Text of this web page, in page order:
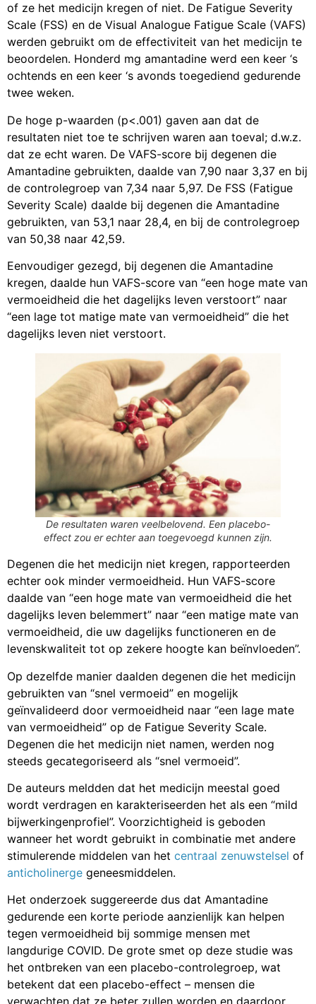
of ze het medicijn kregen of niet. De Fatigue Severity
Scale (FSS) en de Visual Analogue Fatigue Scale (VAFS)
werden gebruikt om de effectiviteit van het medicijn te
beoordelen. Honderd mg amantadine werd een keer ‘s
ochtends en een keer ‘s avonds toegediend gedurende
twee weken.
De hoge p-waarden (p<.001) gaven aan dat de
resultaten niet toe te schrijven waren aan toeval; d.w.z.
dat ze echt waren. De VAFS-score bij degenen die
Amantadine gebruikten, daalde van 7,90 naar 3,37 en bij
de controlegroep van 7,34 naar 5,97. De FSS (Fatigue
Severity Scale) daalde bij degenen die Amantadine
gebruikten, van 53,1 naar 28,4, en bij de controlegroep
van 50,38 naar 42,59.
Eenvoudiger gezegd, bij degenen die Amantadine
kregen, daalde hun VAFS-score van “een hoge mate van
vermoeidheid die het dagelijks leven verstoort” naar
“een lage tot matige mate van vermoeidheid” die het
dagelijks leven niet verstoort.
De resultaten waren veelbelovend. Een placebo-
effect zou er echter aan toegevoegd kunnen zijn.
Degenen die het medicijn niet kregen, rapporteerden
echter ook minder vermoeidheid. Hun VAFS-score
daalde van “een hoge mate van vermoeidheid die het
dagelijks leven belemmert” naar “een matige mate van
vermoeidheid, die uw dagelijks functioneren en de
levenskwaliteit tot op zekere hoogte kan beïnvloeden”.
Op dezelfde manier daalden degenen die het medicijn
gebruikten van “snel vermoeid” en mogelijk
geïnvalideerd door vermoeidheid naar “een lage mate
van vermoeidheid” op de Fatigue Severity Scale.
Degenen die het medicijn niet namen, werden nog
steeds gecategoriseerd als “snel vermoeid”.
De auteurs meldden dat het medicijn meestal goed
wordt verdragen en karakteriseerden het als een “mild
bijwerkingenprofiel”. Voorzichtigheid is geboden
wanneer het wordt gebruikt in combinatie met andere
stimulerende middelen van het centraal zenuwstelsel of
anticholinerge geneesmiddelen.
Het onderzoek suggereerde dus dat Amantadine
gedurende een korte periode aanzienlijk kan helpen
tegen vermoeidheid bij sommige mensen met
langdurige COVID. De grote smet op deze studie was
het ontbreken van een placebo-controlegroep, wat
betekent dat een placebo-effect – mensen die